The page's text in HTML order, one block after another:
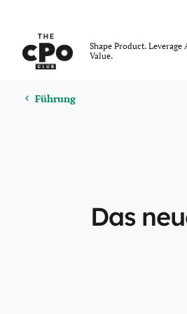
Shape Product. Leverage
Value.
Führung
Führung
Das